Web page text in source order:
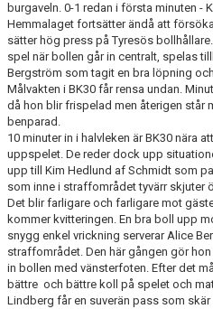
burgaveln. 0-1 redan i första minuten -
Hemmalaget fortsätter ändå att
sätter hög press på Tyresös
spel när bollen går in centralt, spelas
Bergström som tagit en bra löpning
Målvakten i BK30 får rensa undan.
då hon blir frispelad men återigen står
benparad.
10 minuter in i halvleken är BK30 nära
uppspelet. De reder dock upp
upp till Kim Hedlund af Schmidt som
som inne i straffområdet tyvärr skjuter
Det blir farligare och farligare mot
kommer kvitteringen. En bra boll upp
snygg enkel vrickning serverar Alice
straffområdet. Den här gången gör
in bollen med vänsterfoten. Efter det
bättre och bättre koll på spelet och
Lindberg får en suverän pass som